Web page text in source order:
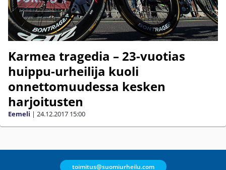
Karmea tragedia – 23-vuotias
huippu-urheilija kuoli
onnettomuudessa kesken
harjoitusten
Eemeli | 24.12.2017 15:00
toimitus@suomiurheilu.com